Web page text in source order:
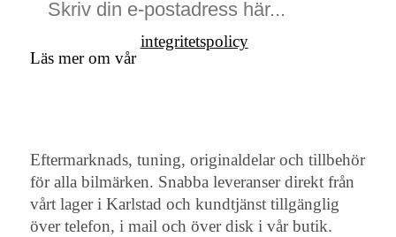
Läs mer om vår
integritetspolicy
Eftermarknads, tuning, originaldelar och tillbehör
för alla bilmärken. Snabba leveranser direkt från
vårt lager i Karlstad och kundtjänst tillgänglig
över telefon, i mail och över disk i vår butik.